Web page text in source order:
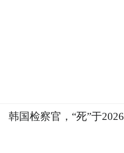
韩国检察官，“死”于2026